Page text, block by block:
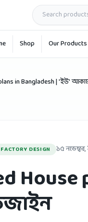
Shop Our Products
in Bangladesh | 'ইউ'
DESIGN ১৫